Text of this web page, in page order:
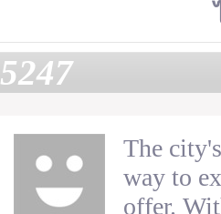
5247
The
way to
offer.